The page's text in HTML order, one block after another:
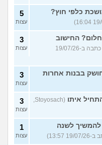
כלפי חוץ? 5
עצות
החישוב
(ירין, בת 19, כתבה ב-19/07/26
3
עצות
בבנות אחרות 3
עצות
איתו
(Stoyosach,
3
עצות
להמשיך לשנה
1
עצות